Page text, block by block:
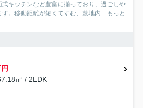
キッチンなど豊富に揃っており、過ごしや
。移動距離が短くてすむ、敷地内... もっと
㎡ / 2LDK